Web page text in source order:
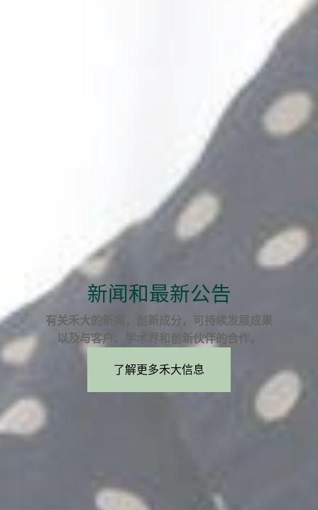
新闻和最新公告
有关禾大的新闻，创新成分，可持续发展成果
以及与客户、学术界和创新伙伴的合作。
了解更多禾大信息